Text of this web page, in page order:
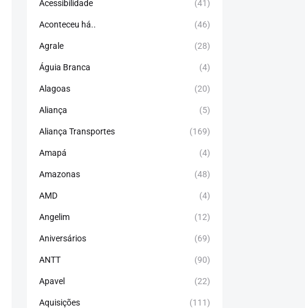
Acessibilidade (41)
Aconteceu há.. (46)
Agrale (28)
Águia Branca (4)
Alagoas (20)
Aliança (5)
Aliança Transportes (169)
Amapá (4)
Amazonas (48)
AMD (4)
Angelim (12)
Aniversários (69)
ANTT (90)
Apavel (22)
Aquisições (111)